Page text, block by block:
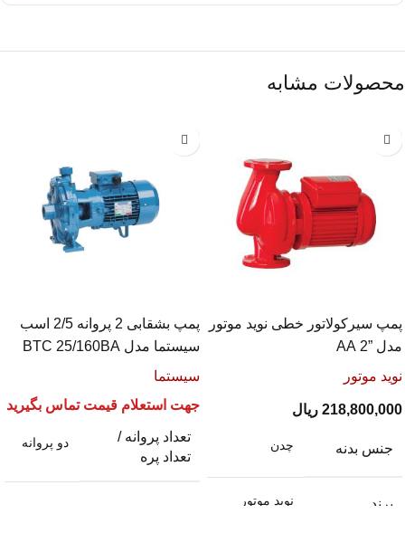
محصولات مشابه
پمپ سیرکولاتور خطی نوید موتور
مدل ”2 AA
نوید موتور
218,800,000 ریال
جنس بدنه چدن
برند نوید موتور
پمپ بشقابی 2 پروانه 2/5 اسب
سیستما مدل BTC 25/160BA
سیستما
جهت استعلام قیمت تماس بگیرید
تعداد پروانه /
تعداد پره
دو پروانه